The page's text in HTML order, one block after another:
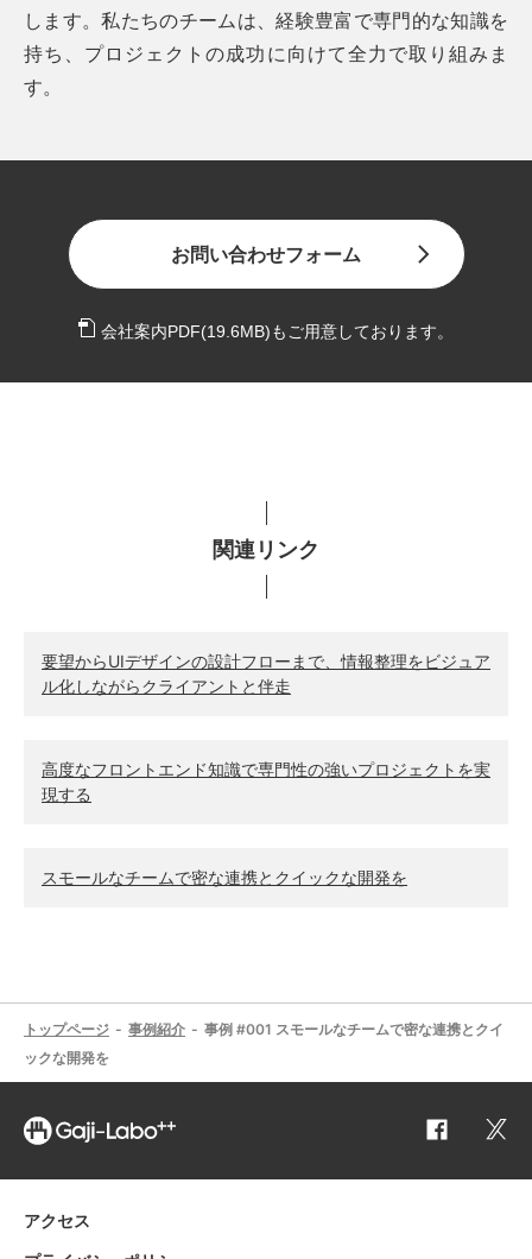
します。私たちのチームは、経験豊富で専門的な知識を
持ち、プロジェクトの成功に向けて全力で取り組みま
す。
お問い合わせフォーム
会社案内PDF(19.6MB)もご用意しております。
関連リンク
要望からUIデザインの設計フローまで、情報整理をビジュア
ル化しながらクライアントと伴走
高度なフロントエンド知識で専門性の強いプロジェクトを実
現する
スモールなチームで密な連携とクイックな開発を
トップページ 事例紹介
事例 #001 スモールなチームで密な連携とクイ
ックな開発を
アクセス